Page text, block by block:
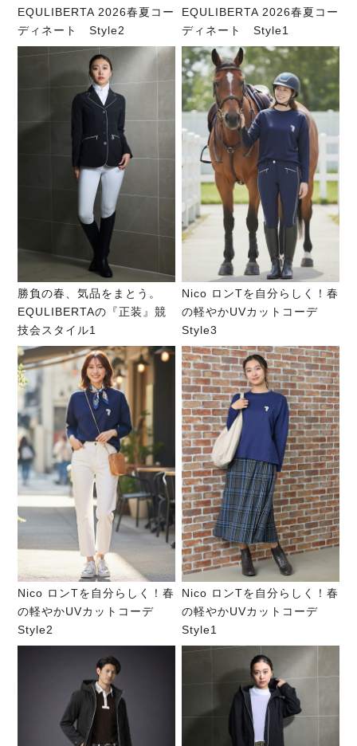
EQULIBERTA 2026春夏コー
ディネート Style2
EQULIBERTA 2026春夏コー
ディネート Style1
勝負の春、気品をまとう。
EQULIBERTAの『正装』競
技会スタイル1
Nico ロンTを自分らしく！春
の軽やかUVカットコーデ
Style3
Nico ロンTを自分らしく！春
の軽やかUVカットコーデ
Style2
Nico ロンTを自分らしく！春
の軽やかUVカットコーデ
Style1